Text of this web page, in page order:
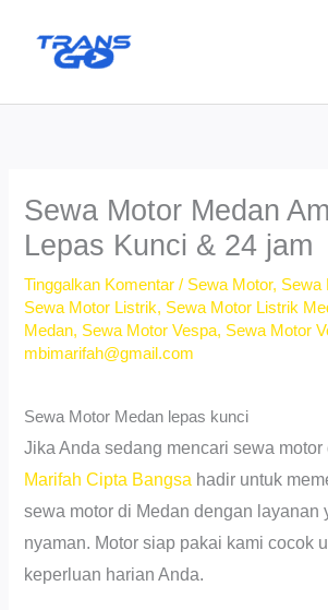
Sewa Motor Medan
Lepas Kunci & 24 jam
Tinggalkan Komentar / Sewa Motor, Sewa
Sewa Motor Listrik, Sewa Motor Listrik
Medan, Sewa Motor Vespa, Sewa Motor
mbimarifah@gmail.com
Sewa Motor Medan lepas kunci
Jika Anda sedang mencari sewa motor
Marifah Cipta Bangsa hadir untuk
sewa motor di Medan dengan layanan
nyaman. Motor siap pakai kami cocok
keperluan harian Anda.